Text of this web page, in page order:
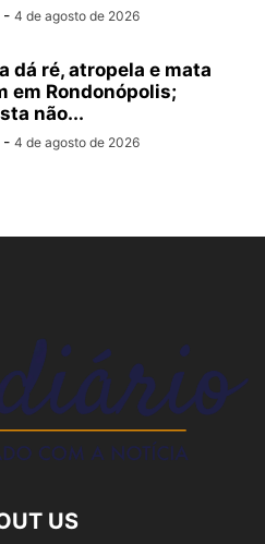
- 4 de agosto de 2026
dá ré, atropela e mata
em Rondonópolis;
não...
- 4 de agosto de 2026
US